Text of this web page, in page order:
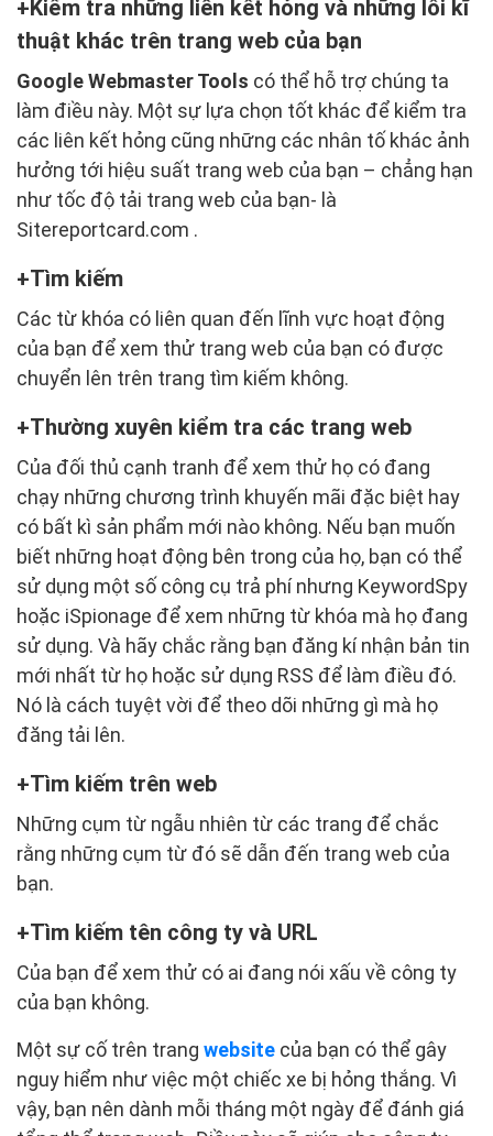
Kiểm tra những liên kết hỏng và những lỗi kĩ
thuật khác trên trang web của bạn
Google Webmaster Tools có thể hỗ trợ chúng ta
làm điều này. Một sự lựa chọn tốt khác để kiểm tra
các liên kết hỏng cũng những các nhân tố khác ảnh
hưởng tới hiệu suất trang web của bạn – chẳng hạn
như tốc độ tải trang web của bạn- là
Sitereportcard.com .
Tìm kiếm
Các từ khóa có liên quan đến lĩnh vực hoạt động
của bạn để xem thử trang web của bạn có được
chuyển lên trên trang tìm kiếm không.
Thường xuyên kiểm tra các trang web
Của đối thủ cạnh tranh để xem thử họ có đang
chạy những chương trình khuyến mãi đặc biệt hay
có bất kì sản phẩm mới nào không. Nếu bạn muốn
biết những hoạt động bên trong của họ, bạn có thể
sử dụng một số công cụ trả phí nhưng KeywordSpy
hoặc iSpionage để xem những từ khóa mà họ đang
sử dụng. Và hãy chắc rằng bạn đăng kí nhận bản tin
mới nhất từ họ hoặc sử dụng RSS để làm điều đó.
Nó là cách tuyệt vời để theo dõi những gì mà họ
đăng tải lên.
Tìm kiếm trên web
Những cụm từ ngẫu nhiên từ các trang để chắc
rằng những cụm từ đó sẽ dẫn đến trang web của
bạn.
Tìm kiếm tên công ty và URL
Của bạn để xem thử có ai đang nói xấu về công ty
của bạn không.
Một sự cố trên trang website của bạn có thể gây
nguy hiểm như việc một chiếc xe bị hỏng thắng. Vì
vậy, bạn nên dành mỗi tháng một ngày để đánh giá